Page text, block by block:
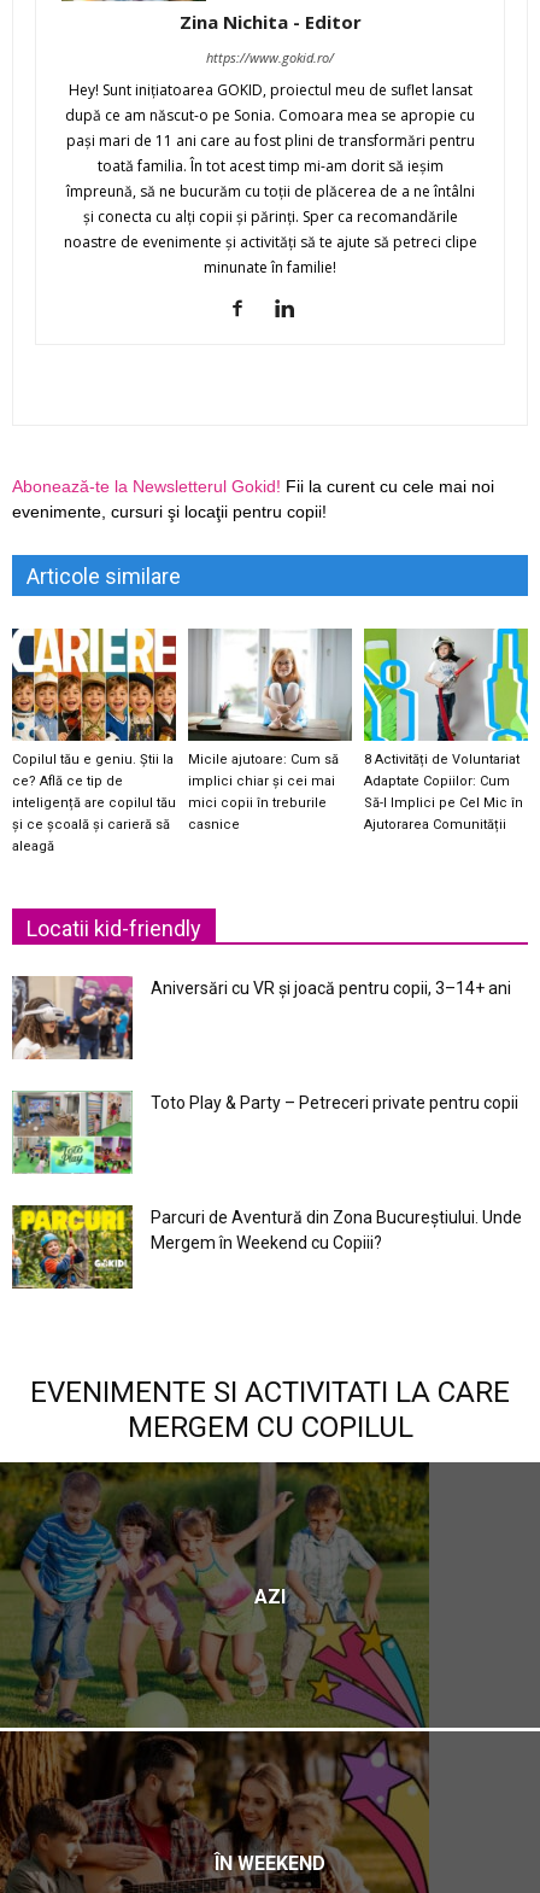
Zina Nichita - Editor
https://www.gokid.ro/
Hey! Sunt iniţiatoarea GOKID, proiectul meu de suflet lansat
după ce am născut-o pe Sonia. Comoara mea se apropie cu
paşi mari de 11 ani care au fost plini de transformări pentru
toată familia. În tot acest timp mi-am dorit să ieşim
împreună, să ne bucurăm cu toţii de plăcerea de a ne întâlni
şi conecta cu alţi copii şi părinţi. Sper ca recomandările
noastre de evenimente şi activităţi să te ajute să petreci clipe
minunate în familie!
Abonează-te la Newsletterul Gokid! Fii la curent cu cele mai noi
evenimente, cursuri şi locaţii pentru copii!
Articole similare
Copilul tău e geniu. Știi la
ce? Află ce tip de
inteligență are copilul tău
și ce școală și carieră să
aleagă
Micile ajutoare: Cum să
implici chiar și cei mai
mici copii în treburile
casnice
8 Activități de Voluntariat
Adaptate Copiilor: Cum
Să-l Implici pe Cel Mic în
Ajutorarea Comunității
Locatii kid-friendly
Aniversări cu VR și joacă pentru copii, 3–14+ ani
Toto Play & Party – Petreceri private pentru copii
Parcuri de Aventură din Zona Bucureştiului. Unde
Mergem în Weekend cu Copiii?
EVENIMENTE SI ACTIVITATI LA CARE
MERGEM CU COPILUL
AZI
ÎN WEEKEND